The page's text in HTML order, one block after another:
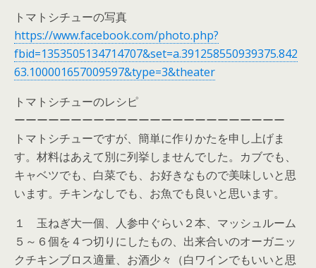
トマトシチューの写真
https://www.facebook.com/photo.php?
fbid=1353505134714707&set=a.391258550939375.842
63.100001657009597&type=3&theater
トマトシチューのレシピ
ーーーーーーーーーーーーーーーーーーーーーーーー
トマトシチューですが、簡単に作りかたを申し上げま
す。材料はあえて別に列挙しませんでした。カブでも、
キャベツでも、白菜でも、お好きなもので美味しいと思
います。チキンなしでも、お魚でも良いと思います。
１ 玉ねぎ大一個、人参中ぐらい２本、マッシュルーム
５～６個を４つ切りにしたもの、出来合いのオーガニッ
クチキンブロス適量、お酒少々（白ワインでもいいと思